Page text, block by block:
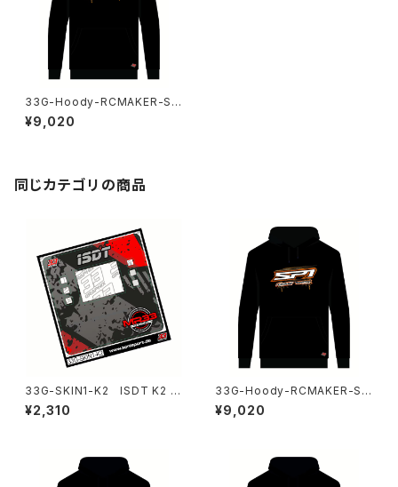
33G-Hoody-RCMAKER-SP
1-Black-XL RC MAKER SP
1 チーム パーカー ブラック XL
¥9,020
同じカテゴリの商品
33G-SKIN1-K2 ISDT K2 Ai
r 充電器用 MR33 ステッカー b
y 33Graphix
¥2,310
33G-Hoody-RCMAKER-SP
1-Black-3XL RC MAKER S
P1 チーム パーカー ブラック3X
¥9,020